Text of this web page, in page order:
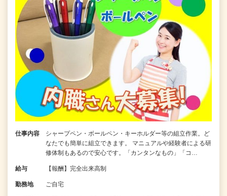
仕事内容
シャープペン・ボールペン・キーホルダー等の組立作業。ど
なたでも簡単に組立できます。 マニュアルや経験者による研
修体制もあるので安心です。「カンタンなもの」「コ…
給与 【報酬】完全出来高制
勤務地 ご自宅